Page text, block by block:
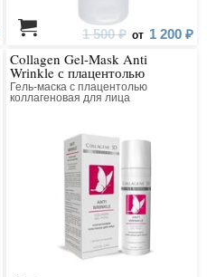
1 500 ₽ от 1 200 ₽
Collagen Gel-Mask Anti
Wrinkle с плацентолью
Гель-маска с плацентолью
коллагеновая для лица